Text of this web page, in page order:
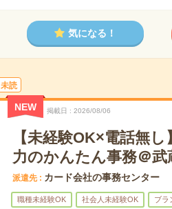
気になる！
未読
NEW 掲載日 2026/08/06
【未経験OK×電話無
力のかんたん事務＠武
派遣先 カード会社の事務センター
職種未経験OK 社会人未経験OK ブラ